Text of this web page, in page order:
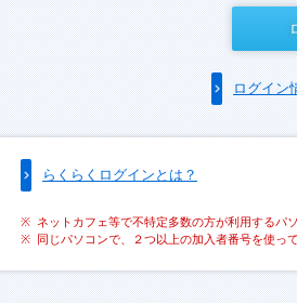
ログイン
らくらくログインとは？
ネットカフェ等で不特定多数の方が利用するパ
同じパソコンで、２つ以上の加入者番号を使っ